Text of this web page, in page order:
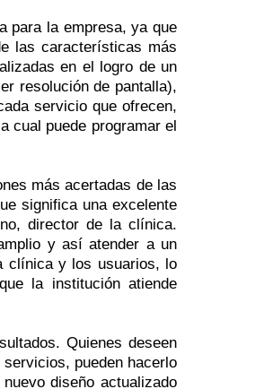
para la empresa, ya que
las características más
en el logro de un
resolución de pantalla),
servicio que ofrecen,
cual puede programar el
más acertadas de las
significa una excelente
director de la clínica.
y así atender a un
clínica y los usuarios, lo
la institución atiende
Quienes deseen
pueden hacerlo
diseño actualizado